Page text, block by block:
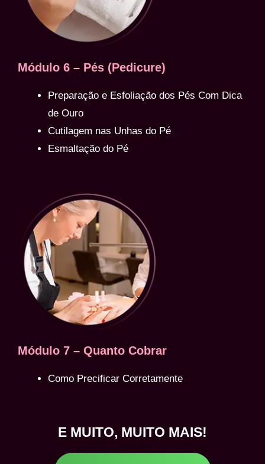
Módulo 6 – Pés (Pedicure)
Preparação e Esfoliação dos Pés Com Dica
de Ouro
Cutilagem nas Unhas do Pé
Esmaltação do Pé
Módulo 7 – Quanto Cobrar
Como Precificar Corretamente
E MUITO, MUITO MAIS!